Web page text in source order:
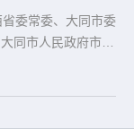
委常委、大同市委
同市人民政府市长
伙人徐青及客户代